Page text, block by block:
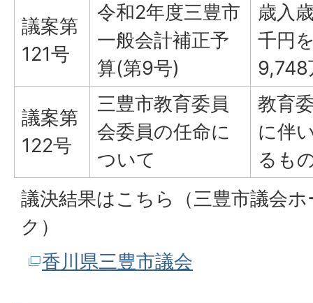
議案第
121号
令和2年度三豊市
一般会計補正予
算(第9号)
歳入
千円
9,748
議案第
122号
三豊市教育委員
会委員の任命に
ついて
教育
に伴
るも
議決結果はこちら（三豊市議会
ク）
香川県三豊市議会